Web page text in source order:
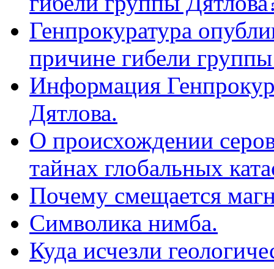
Генпрокуратура
причине гибели
Информация
Дятлова.
О происхождении
тайнах глобальных
Почему смещается
Символика нимба.
Куда исчезли